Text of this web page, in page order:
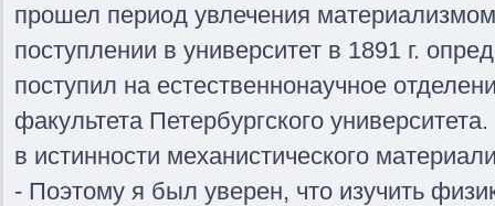
прошел период увлечения
поступлении в университет в 1891 г.
поступил на естественнонаучное
факультета Петербургского
в истинности механистического
- Поэтому я был уверен, что изучить